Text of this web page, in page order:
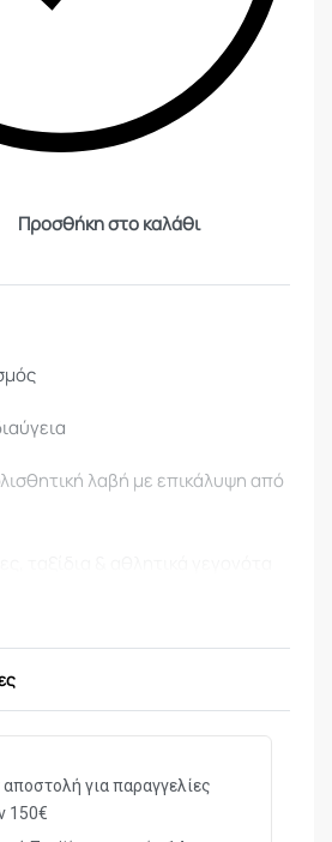
Προσθήκη στο καλάθι
λαβή με επικάλυψη από
ελαφριά
& λουράκι.
STYLE AB10212
8x
για παραγγελίες
150€